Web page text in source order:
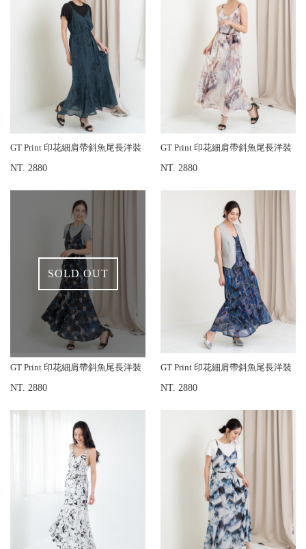
GT Print 印花細肩帶斜魚尾長洋裝
NT. 2880
GT Print 印花細肩帶斜魚尾長洋裝
NT. 2880
SOLD OUT
GT Print 印花細肩帶斜魚尾長洋裝
NT. 2880
GT Print 印花細肩帶斜魚尾長洋裝
NT. 2880